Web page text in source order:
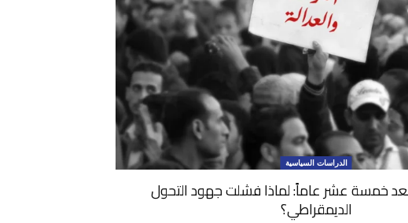
الدراسات السياسية
بعد خمسة عشر عاماً: لماذا فشلت جهود التحول
الديمقراطي؟